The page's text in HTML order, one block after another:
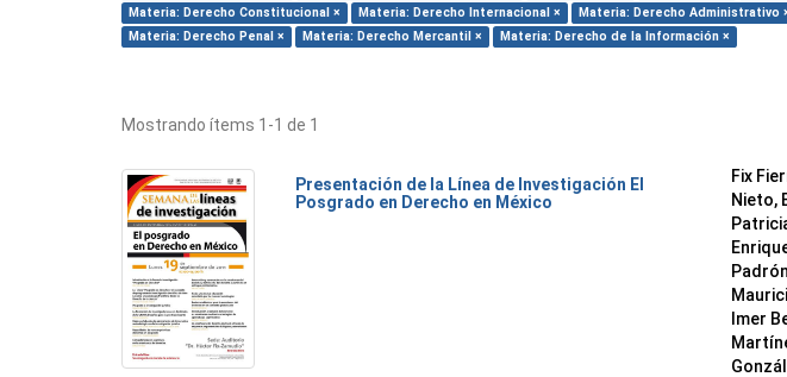
Materia: Derecho Constitucional ×
Materia: Derecho Internacional × Materia: Derecho Administrativo
Materia: Derecho Penal ×
Materia: Derecho Mercantil × Materia: Derecho de la Información ×
Mostrando ítems 1-1 de 1
Presentación de la Línea de Investigación El
Posgrado en Derecho en México
Fix
Nieto,
Imer